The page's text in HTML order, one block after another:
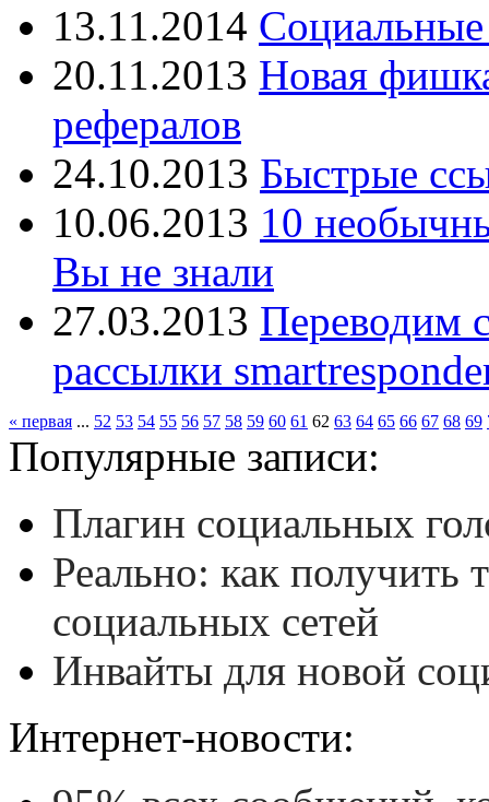
13.11.2014 Социальные
20.11.2013 Новая
рефералов
24.10.2013 Быстрые
10.06.2013 10
Вы не знали
27.03.2013 Переводим
рассылки
« первая ... 52 53 54 55 56 57 58 59 60 61 62 63 64 65 66 67 68 69
Популярные записи:
Плагин социальных
Реально: как получить
социальных сетей
Инвайты для новой
Интернет-новости: